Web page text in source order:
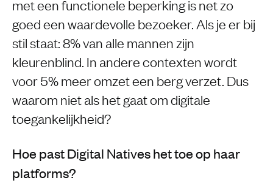
met een functionele beperking is net zo
goed een waardevolle bezoeker. Als je er bij
stil staat: 8% van alle mannen zijn
kleurenblind. In andere contexten wordt
voor 5% meer omzet een berg verzet. Dus
waarom niet als het gaat om digitale
toegankelijkheid?
Hoe past Digital Natives het toe op haar
platforms?